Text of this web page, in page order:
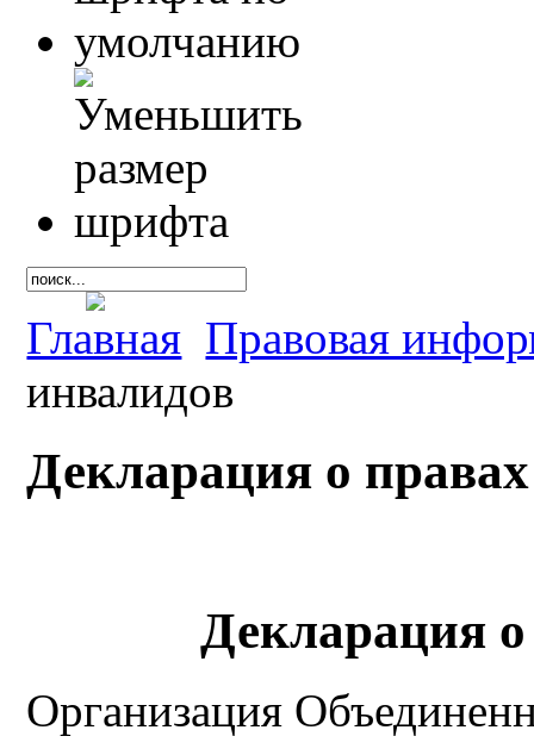
Главная Правовая
инвалидов
Декларация о
Декларация
Организация